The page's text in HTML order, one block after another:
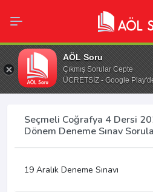
AÖL Soru
Çıkmış Sorular Cepte
ÜCRETSİZ - Google
Seçmeli Coğrafya 4 Dersi
Dönem Deneme Sınav
19 Aralık Deneme Sınavı